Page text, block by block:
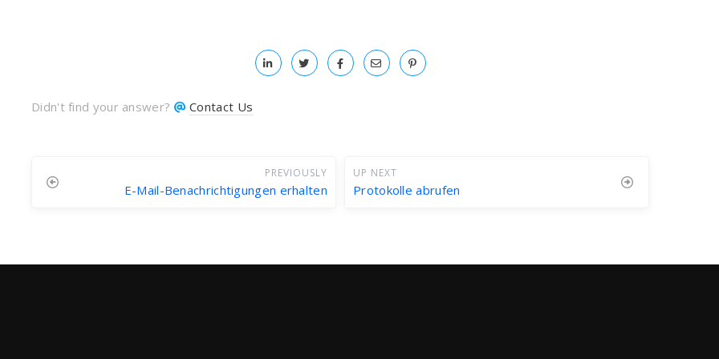
Didn't find your answer? Contact Us
PREVIOUSLY
E-Mail-Benachrichtigungen erhalten
UP NEXT
Protokolle abrufen